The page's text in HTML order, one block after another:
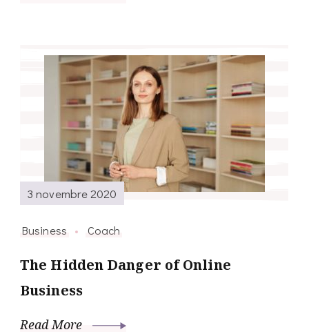
3 novembre 2020
Business Coach
The Hidden Danger of Online
Business
Read More